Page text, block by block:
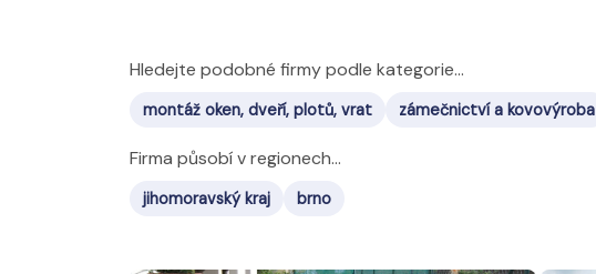
Hledejte podobné firmy podle kategorie...
montáž oken, dveří, plotů, vrat zámečnictví a kovovýroba
Firma působí v regionech...
jihomoravský kraj brno